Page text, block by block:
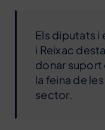
Els diputats i
i Reixac
donar suport
la feina de
sector.